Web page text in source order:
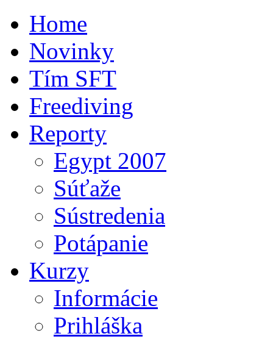
Home
Novinky
Tím SFT
Freediving
Reporty
Egypt 2007
Súťaže
Sústredenia
Potápanie
Kurzy
Informácie
Prihláška